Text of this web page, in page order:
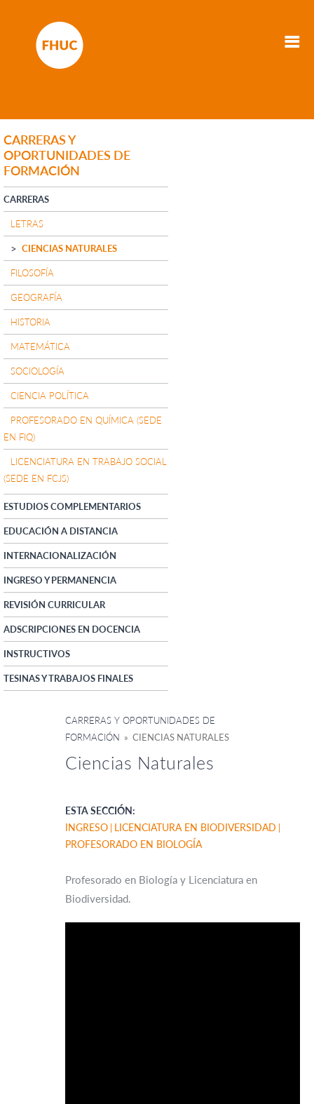
CARRERAS Y
OPORTUNIDADES DE
FORMACIÓN
CARRERAS
LETRAS
CIENCIAS NATURALES
FILOSOFÍA
GEOGRAFÍA
HISTORIA
MATEMÁTICA
SOCIOLOGÍA
CIENCIA POLÍTICA
PROFESORADO EN QUÍMICA (SEDE
EN FIQ)
LICENCIATURA EN TRABAJO SOCIAL
(SEDE EN FCJS)
ESTUDIOS COMPLEMENTARIOS
EDUCACIÓN A DISTANCIA
INTERNACIONALIZACIÓN
INGRESO Y PERMANENCIA
REVISIÓN CURRICULAR
ADSCRIPCIONES EN DOCENCIA
INSTRUCTIVOS
TESINAS Y TRABAJOS FINALES
CARRERAS Y OPORTUNIDADES DE
FORMACIÓN » CIENCIAS NATURALES
Ciencias Naturales
ESTA SECCIÓN:
INGRESO LICENCIATURA EN BIODIVERSIDAD
PROFESORADO EN BIOLOGÍA
Profesorado en Biología y Licenciatura en
Biodiversidad.